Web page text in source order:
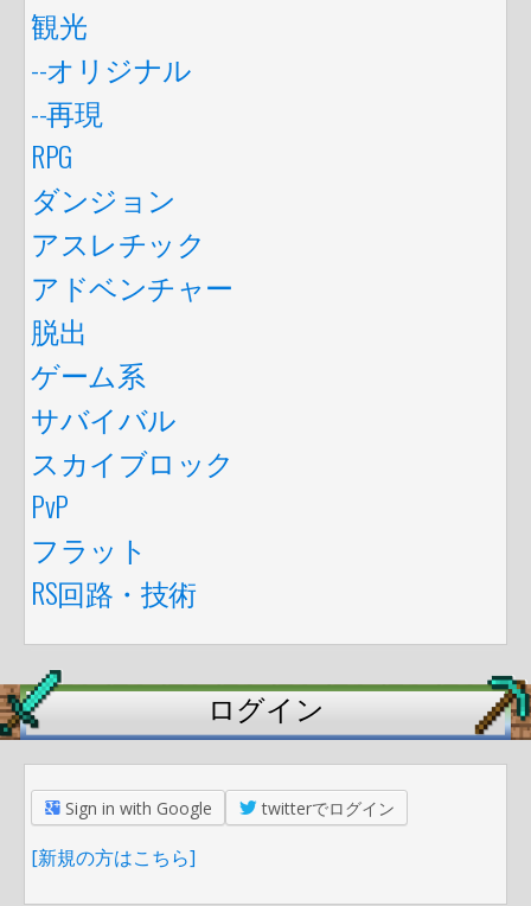
観光
--オリジナル
--再現
RPG
ダンジョン
アスレチック
アドベンチャー
脱出
ゲーム系
サバイバル
スカイブロック
PvP
フラット
RS回路・技術
ログイン
Sign in with Google twitterでログイン
[新規の方はこちら]